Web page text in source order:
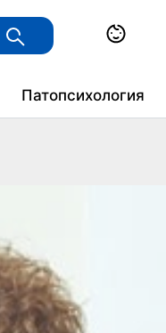
Патопсихология